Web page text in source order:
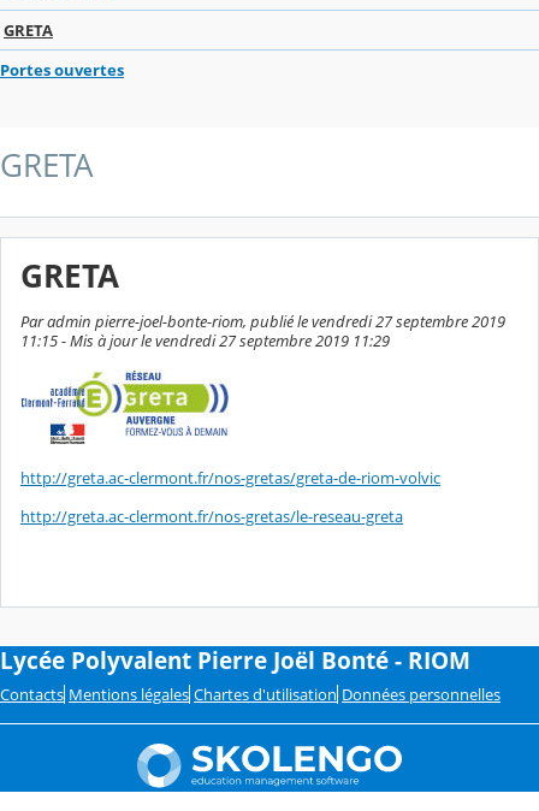
GRETA
Portes ouvertes
GRETA
GRETA
Par admin pierre-joel-bonte-riom, publié le vendredi 27 septembre 2019
11:15 - Mis à jour le vendredi 27 septembre 2019 11:29
http://greta.ac-clermont.fr/nos-gretas/greta-de-riom-volvic
http://greta.ac-clermont.fr/nos-gretas/le-reseau-greta
Lycée Polyvalent Pierre Joël Bonté - RIOM
Contacts Mentions légales Chartes d'utilisation Données personnelles